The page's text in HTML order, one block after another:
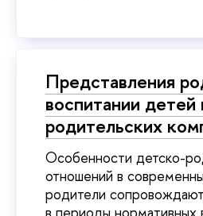
Представления
воспитании
родительских
Особенности детско-
отношений в
родители